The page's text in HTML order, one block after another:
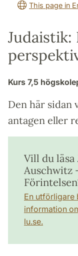
This page in
Kurs 7,5
Den här sidan
antagen eller
Vill du
Auschwitz
En utförligare
information
lu.se.